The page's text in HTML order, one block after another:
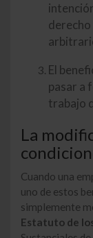
El
pasar a
trabajo
La
Cuando una
uno de estos
simplemente
Estatuto de